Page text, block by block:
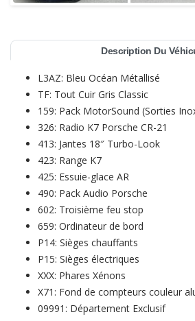
Description Du
L3AZ: Bleu Océan Métallisé
TF: Tout Cuir Gris Classic
159: Pack MotorSound (Sorties
326: Radio K7 Porsche CR-21
413: Jantes 18″ Turbo-Look
423: Range K7
425: Essuie-glace AR
490: Pack Audio Porsche
602: Troisième feu stop
659: Ordinateur de bord
P14: Sièges chauffants
P15: Sièges électriques
XXX: Phares Xénons
X71: Fond de compteurs couleur
09991: Département Exclusif